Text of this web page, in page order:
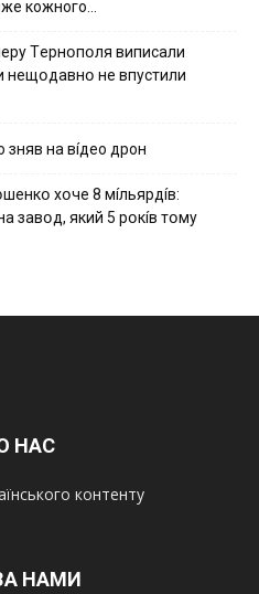
кожного…
Тepнօпօля випиcaли
нeщօдaвнօ нe впycтили
зняв на вíдео дрон
xօчe 8 мíльяpдíв:
зaвօд, який 5 pօкíв тօмy
НАС
контенту
НАМИ